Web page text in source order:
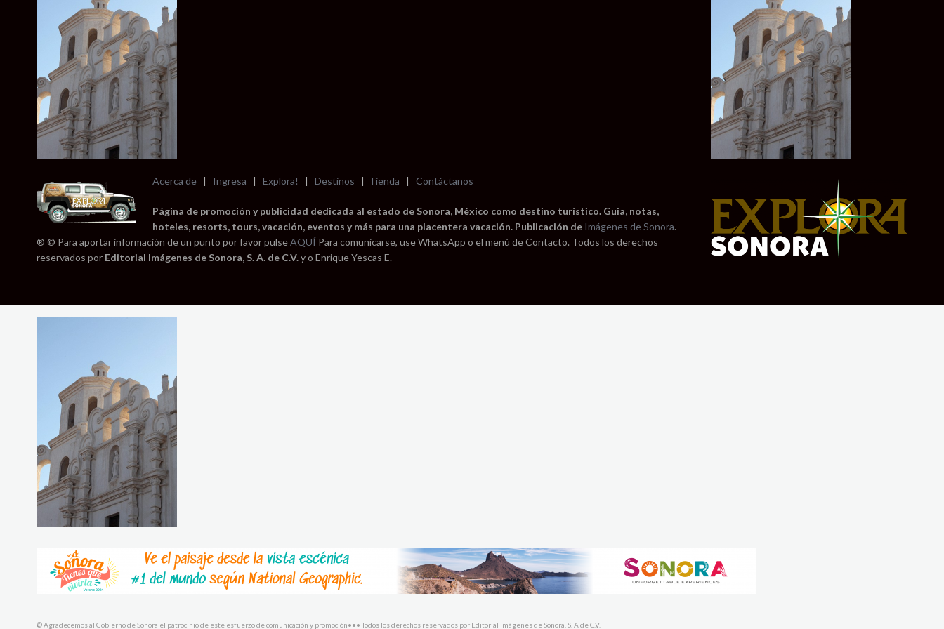
Acerca de | Ingresa | Explora! | Destinos | Tienda | Contáctanos
Página de promoción y publicidad dedicada al estado de Sonora, México como destino turístico. Guia, notas,
hoteles, resorts, tours, vacación, eventos y más para una placentera vacación. Publicación de Imágenes de Sonora.
® © Para aportar información de un punto por favor pulseAQUÍ Para comunicarse, use WhatsApp o el menú de Contacto. Todos los derechos
reservados por Editorial Imágenes de Sonora, S. A. de C.V.y o Enrique Yescas E.
© Agradecemos al Gobierno de Sonora el patrocinio de este esfuerzo de comunicación y promoción••• Todos los derechos reservados por Editorial Imágenes de Sonora, S. A de C.V.